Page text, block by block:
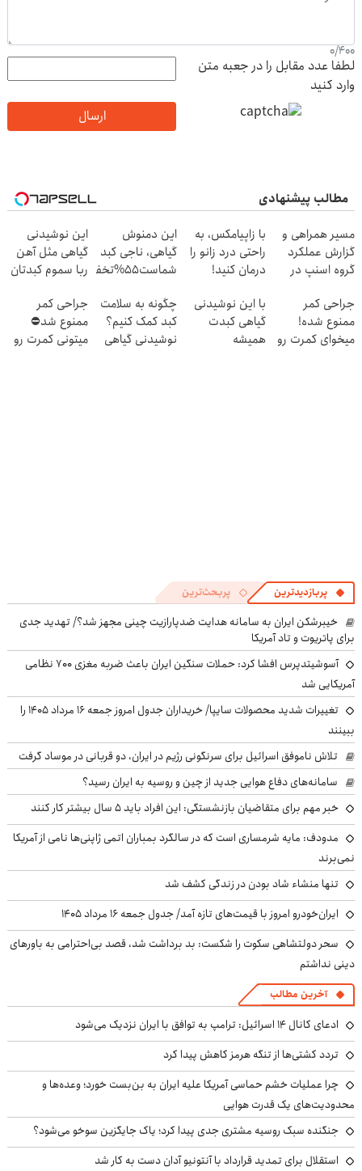
0/400
لطفا عدد مقابل را در جعبه متن
وارد کنید
ارسال
مطالب پیشنهادی
مسیر همراهی و
گزارش عملکرد
گروه اسنپ در
با زاپیامکس، به
راحتی درد زانو را
درمان کنید!
این دمنوش
گیاهی، ناجی کبد
شماست55%تخفیف
این نوشیدنی
گیاهی مثل آهن
ربا سموم کبدتان
جراحی کمر
ممنوع شده!
میخوای کمرت رو
با این نوشیدنی
گیاهی کبدت
همیشه
چگونه به سلامت
کبد کمک کنیم؟
نوشیدنی گیاهی
جراحی کمر
ممنوع شد⛔
میتونی کمرت رو
پربازدیدترین پربحث‌ترین
خیبرشکن ایران به سامانه هدایت ضدپارازیت چینی مجهز شد؟/ تهدید جدی
برای پاتریوت و تاد آمریکا
آسوشیتدپرس افشا کرد: حملات سنگین ایران باعث ضربه مغزی ۷۰۰ نظامی
آمریکایی شد
تغییرات شدید محصولات سایپا/ خریداران جدول امروز جمعه ۱۶ مرداد ۱۴۰۵ را
ببینند
تلاش ناموفق اسرائیل برای سرنگونی رژیم در ایران، دو قربانی در موساد گرفت
سامانه‌های دفاع هوایی جدید از چین و روسیه به ایران رسید؟
خبر مهم برای متقاضیان بازنشستگی: این افراد باید ۵ سال بیشتر کار کنند
مدودف: مایه شرمساری است که در سالگرد بمباران اتمی ژاپنی‌ها نامی از آمریکا
نمی‌برند
تنها منشاء شاد بودن در زندگی کشف شد
ایران‌خودرو امروز با قیمت‌های تازه آمد/ جدول جمعه ۱۶ مرداد ۱۴۰۵
سحر دولتشاهی سکوت را شکست: بد برداشت شد، قصد بی‌احترامی به باورهای
دینی نداشتم
آخرین مطالب
ادعای کانال ۱۴ اسرائیل: ترامپ به توافق با ایران نزدیک می‌شود
تردد کشتی‌ها از تنگه هرمز کاهش پیدا کرد
چرا عملیات خشم حماسی آمریکا علیه ایران به بن‌بست خورد؛ وعده‌ها و
محدودیت‌های یک قدرت هوایی
جنگنده سبک روسیه مشتری جدی پیدا کرد؛ یاک جایگزین سوخو می‌شود؟
استقلال برای تمدید قرارداد با آنتونیو آدان دست به کار شد